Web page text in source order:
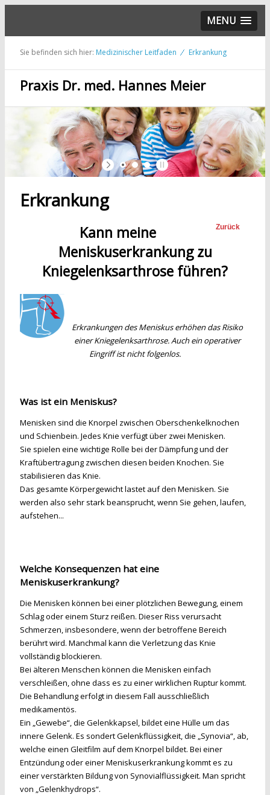
MENU
Sie befinden sich hier: Medizinischer Leitfaden Erkrankung
Praxis Dr. med. Hannes Meier
Erkrankung
Zurück
Kann meine
Meniskuserkrankung zu
Kniegelenksarthrose führen?
Erkrankungen des Meniskus erhöhen das Risiko
einer Kniegelenksarthrose. Auch ein operativer
Eingriff ist nicht folgenlos.
Was ist ein Meniskus?
Menisken sind die Knorpel zwischen Oberschenkelknochen
und Schienbein. Jedes Knie verfügt über zwei Menisken.
Sie spielen eine wichtige Rolle bei der Dämpfung und der
Kraftübertragung zwischen diesen beiden Knochen. Sie
stabilisieren das Knie.
Das gesamte Körpergewicht lastet auf den Menisken. Sie
werden also sehr stark beansprucht, wenn Sie gehen, laufen,
aufstehen...
Welche Konsequenzen hat eine
Meniskuserkrankung?
Die Menisken können bei einer plötzlichen Bewegung, einem
Schlag oder einem Sturz reißen. Dieser Riss verursacht
Schmerzen, insbesondere, wenn der betroffene Bereich
berührt wird. Manchmal kann die Verletzung das Knie
vollständig blockieren.
Bei älteren Menschen können die Menisken einfach
verschleißen, ohne dass es zu einer wirklichen Ruptur kommt.
Die Behandlung erfolgt in diesem Fall ausschließlich
medikamentös.
Ein „Gewebe“, die Gelenkkapsel, bildet eine Hülle um das
innere Gelenk. Es sondert Gelenkflüssigkeit, die „Synovia“, ab,
welche einen Gleitfilm auf dem Knorpel bildet. Bei einer
Entzündung oder einer Meniskuserkrankung kommt es zu
einer verstärkten Bildung von Synovialflüssigkeit. Man spricht
von „Gelenkhydrops“.